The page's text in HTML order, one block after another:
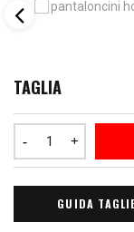
TAGLIA
GUIDA